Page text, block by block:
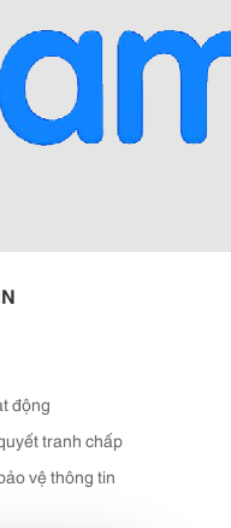
động
tranh chấp
vệ thông tin